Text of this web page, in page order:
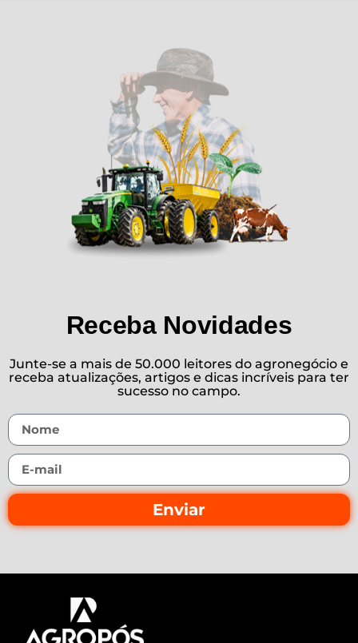
Receba Novidades
Junte-se a mais de 50.000 leitores do agronegócio e
receba atualizações, artigos e dicas incríveis para ter
sucesso no campo.
Enviar